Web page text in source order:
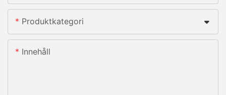
Produktkategori
Innehåll